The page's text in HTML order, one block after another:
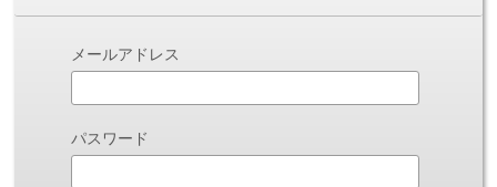
メールアドレス
パスワード